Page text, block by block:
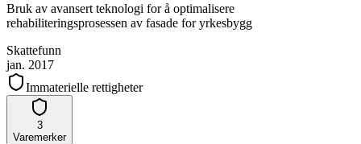
Bruk av avansert teknologi for å optimalisere
rehabiliteringsprosessen av fasade for yrkesbygg
Skattefunn
jan. 2017
Immaterielle rettigheter
3
Varemerker